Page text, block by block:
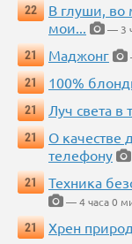
22
В глуши, во
мои...
— 3
21
Маджонг
21
100%
21
Луч света в
21
О качестве
телефону
21
Техника
— 4 часа 0
21
Хрен